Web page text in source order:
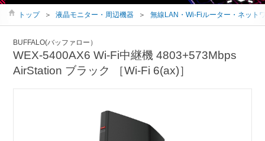
トップ ＞ 液晶モニター・周辺機器 ＞ 無線LAN・Wi-Fiルーター・ネット
BUFFALO(バッファロー）
WEX-5400AX6 Wi-Fi中継機 4803+573Mbps
AirStation ブラック ［Wi-Fi 6(ax)］